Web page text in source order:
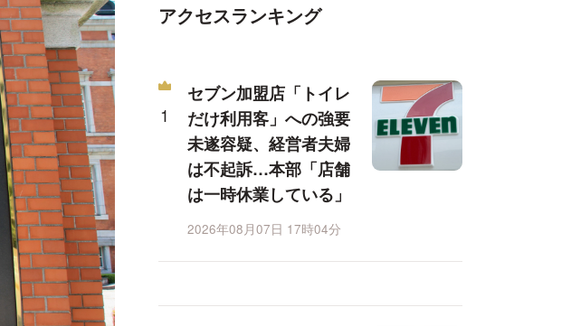
アクセスランキング
セブン加盟店「トイレ
だけ利用客」への強要
未遂容疑、経営者夫婦
は不起訴…本部「店舗
は一時休業している」
2026年08月07日 17時04分